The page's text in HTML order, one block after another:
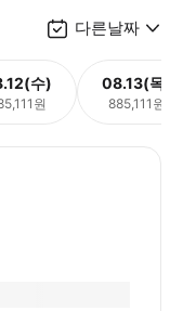
다른날짜
수)
원
08.13(목)
885,111원